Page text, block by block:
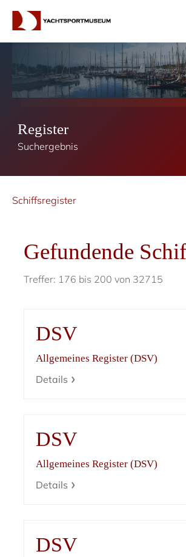
Register
Suchergebnis
Schiffsregister
Gefundende
Treffer: 176 bis 200 von 32715
DSV
Allgemeines Register (DSV)
Details
DSV
Allgemeines Register (DSV)
Details
DSV